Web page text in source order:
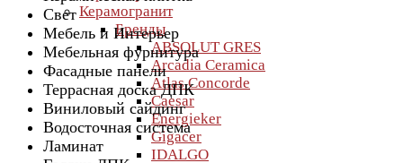
Керамогранит
Бренды
ABSOLUT GRES
Arcadia Ceramica
Atlas Concorde
Caesar
Energieker
Gigacer
IDALGO
Свет
Мебель и Интерьер
Мебельная фурнитура
Фасадные панели
Террасная доска ДПК
Виниловый сайдинг
Водосточная система
Ламинат